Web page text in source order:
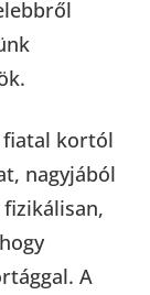
fiatal kortól
nagyjából
A